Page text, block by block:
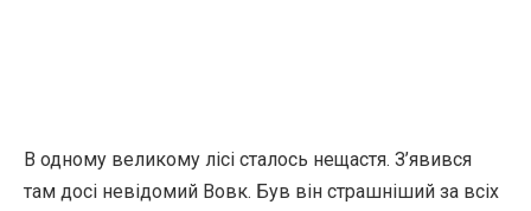
В одному великому лісі сталось нещастя. З’явився
там досі невідомий Вовк. Був він страшніший за всіх